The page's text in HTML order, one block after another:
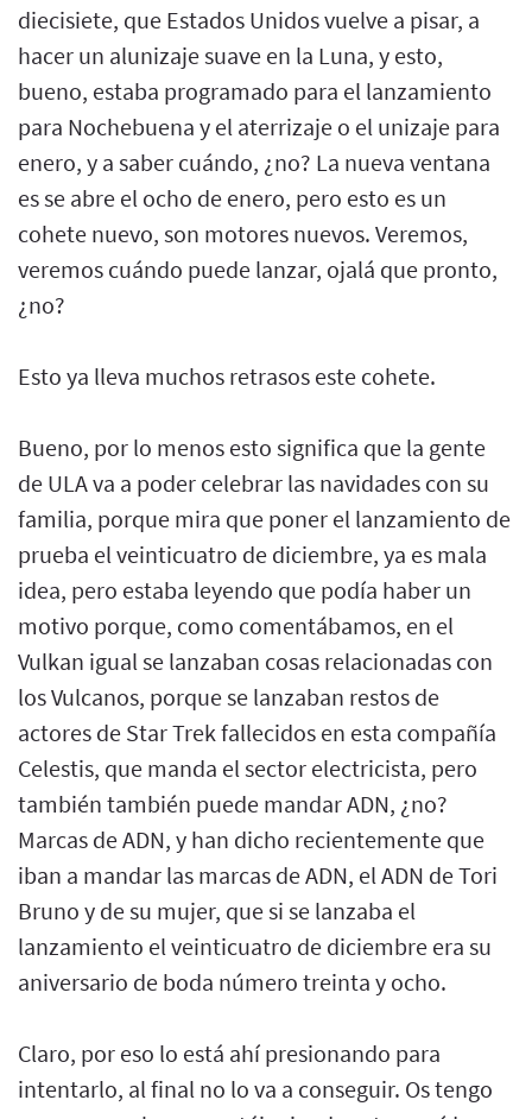
diecisiete, que Estados Unidos vuelve a pisar, a
hacer un alunizaje suave en la Luna, y esto,
bueno, estaba programado para el lanzamiento
para Nochebuena y el aterrizaje o el unizaje para
enero, y a saber cuándo, ¿no? La nueva ventana
es se abre el ocho de enero, pero esto es un
cohete nuevo, son motores nuevos. Veremos,
veremos cuándo puede lanzar, ojalá que pronto,
¿no?
Esto ya lleva muchos retrasos este cohete.
Bueno, por lo menos esto significa que la gente
de ULA va a poder celebrar las navidades con su
familia, porque mira que poner el lanzamiento de
prueba el veinticuatro de diciembre, ya es mala
idea, pero estaba leyendo que podía haber un
motivo porque, como comentábamos, en el
Vulkan igual se lanzaban cosas relacionadas con
los Vulcanos, porque se lanzaban restos de
actores de Star Trek fallecidos en esta compañía
Celestis, que manda el sector electricista, pero
también también puede mandar ADN, ¿no?
Marcas de ADN, y han dicho recientemente que
iban a mandar las marcas de ADN, el ADN de Tori
Bruno y de su mujer, que si se lanzaba el
lanzamiento el veinticuatro de diciembre era su
aniversario de boda número treinta y ocho.
Claro, por eso lo está ahí presionando para
intentarlo, al final no lo va a conseguir. Os tengo